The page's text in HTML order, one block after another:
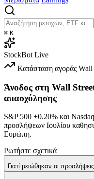
⌘ K
StockBot Live
Κατάσταση αγοράς Wall
Άνοδος στη Wall
απασχόλησης
S&P 500 +0.20% και Nasdaq
προσλήψεων Ιουλίου
Ευρώπη.
Ρωτήστε σχετικά
Γιατί μειώθηκαν οι